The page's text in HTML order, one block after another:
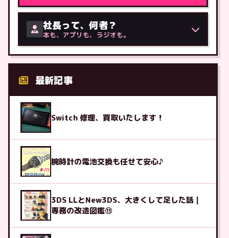
社長って、何者？
本も、アプリも、ラジオも。
最新記事
Switch 修理、買取いたします！
腕時計の電池交換も任せて安心♪
3DS LLとNew3DS、大きくして足した話｜
専務の改造図鑑⑪